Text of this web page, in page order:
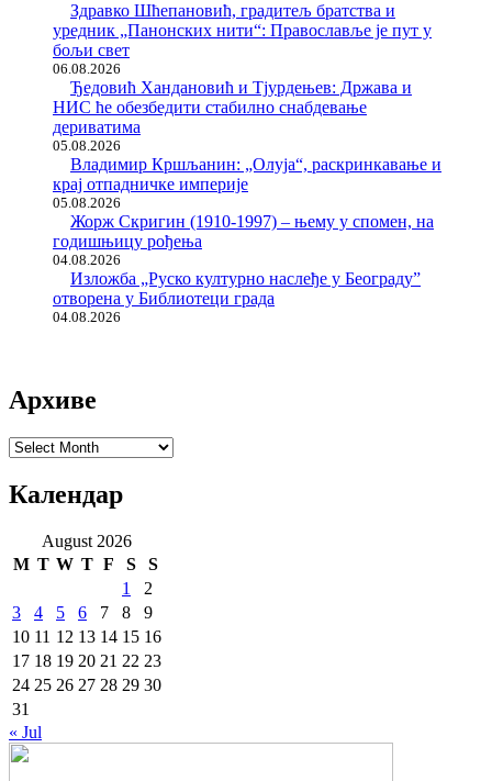
Здравко Шћепановић, градитељ братства и
уредник „Панонских нити“: Православље је пут у
бољи свет
06.08.2026
Ђедовић Хандановић и Тјурдењев: Држава и
НИС ће обезбедити стабилно снабдевање
дериватима
05.08.2026
Владимир Кршљанин: „Олуја“, раскринкавање и
крај отпадничке империје
05.08.2026
Жорж Скригин (1910-1997) – њему у спомен, на
годишњицу рођења
04.08.2026
Изложба „Руско културно наслеђе у Београду”
отворена у Библиотеци града
04.08.2026
Архиве
Архиве
Календар
August 2026
M T W T F S
S
1
2
3
4 5 6 7 8
9
10 11 12 13 14 15 16
17 18 19 20 21 22 23
24 25 26 27 28 29 30
31
« Jul